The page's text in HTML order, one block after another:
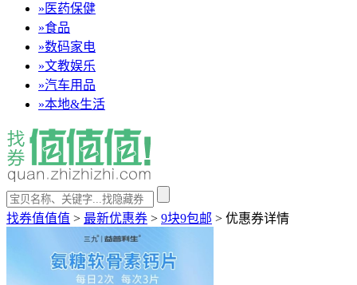
» 医药保健
»食品
»数码家电
»文教娱乐
»汽车用品
»本地&生活
找券值值值 > 最新优惠券 > 9块9包邮 > 优惠券详情